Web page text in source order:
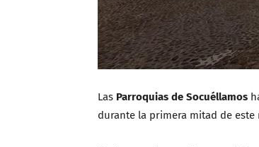
Las Parroquias de Socuéllamos
durante la primera mitad de este